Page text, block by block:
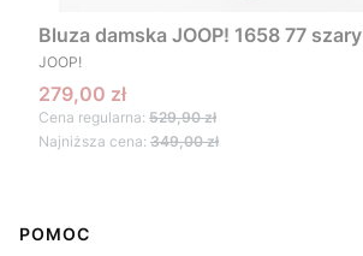
Bluza damska JOOP! 1658 77 szary
PRODUCENT
JOOP!
Cena promocyjna
279,00 zł
Cena regularna: 529,90 zł
Najniższa cena: 349,00 zł
Linki w stopce
POMOC